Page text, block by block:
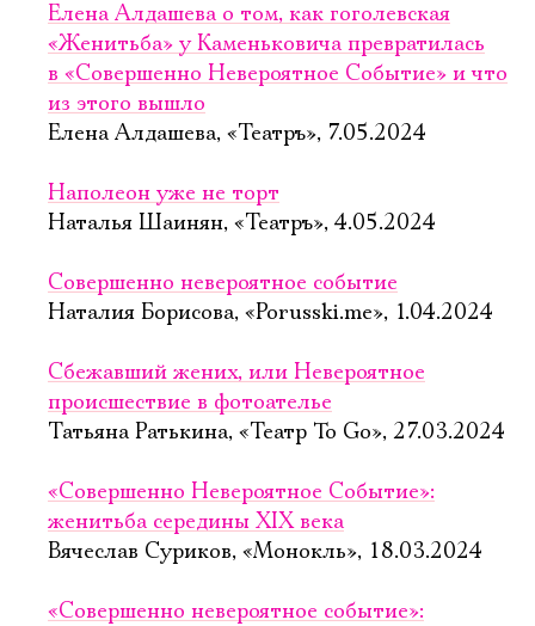
Елена Алдашева о том, как гоголевская
«Женитьба» у Каменьковича превратилась
в «Совершенно Невероятное Событие» и что
из этого вышло
Елена Алдашева, «Театръ», 7.05.2024
Наполеон уже не торт
Наталья Шаинян, «Театръ», 4.05.2024
Совершенно невероятное событие
Наталия Борисова, «Porusski.me», 1.04.2024
Сбежавший жених, или Невероятное
происшествие в фотоателье
Татьяна Ратькина, «Театр To Go», 27.03.2024
«Совершенно Невероятное Событие»:
женитьба середины XIX века
Вячеслав Суриков, «Монокль», 18.03.2024
«Совершенно невероятное событие»: